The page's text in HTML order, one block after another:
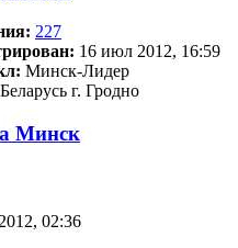
227
16 июл 2012, 16:59
Минск-Лидер
Беларусь г. Гродно
Минск
02:36